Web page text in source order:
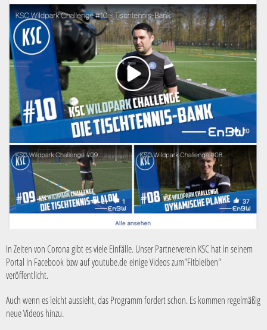
In Zeiten von Corona gibt es viele Einfälle. Unser Partnerverein KSC hat in seinem
Portal in Facebook bzw auf youtube.de einige Videos zum"Fitbleiben"
veröffentlicht.
Auch wenn es leicht aussieht, das Programm fordert schon. Es kommen regelmäßig
neue Videos hinzu.